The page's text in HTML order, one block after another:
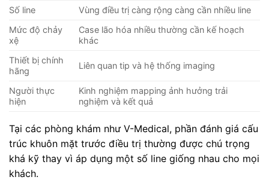
Số line
Vùng điều trị càng rộng càng cần nhiều line
Mức độ chảy
xệ
Case lão hóa nhiều thường cần kế hoạch
khác
Thiết bị chính
hãng
Liên quan tip và hệ thống imaging
Người thực
hiện
Kinh nghiệm mapping ảnh hưởng trải
nghiệm và kết quả
Tại các phòng khám như V-Medical, phần đánh giá cấu
trúc khuôn mặt trước điều trị thường được chú trọng
khá kỹ thay vì áp dụng một số line giống nhau cho mọi
khách.